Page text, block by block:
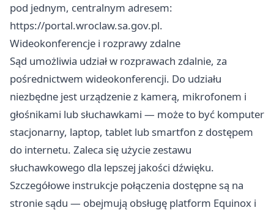
pod jednym, centralnym adresem:
https://portal.wroclaw.sa.gov.pl.
Wideokonferencje i rozprawy zdalne
Sąd umożliwia udział w rozprawach zdalnie, za
pośrednictwem wideokonferencji. Do udziału
niezbędne jest urządzenie z kamerą, mikrofonem i
głośnikami lub słuchawkami — może to być komputer
stacjonarny, laptop, tablet lub smartfon z dostępem
do internetu. Zaleca się użycie zestawu
słuchawkowego dla lepszej jakości dźwięku.
Szczegółowe instrukcje połączenia dostępne są na
stronie sądu — obejmują obsługę platform Equinox i